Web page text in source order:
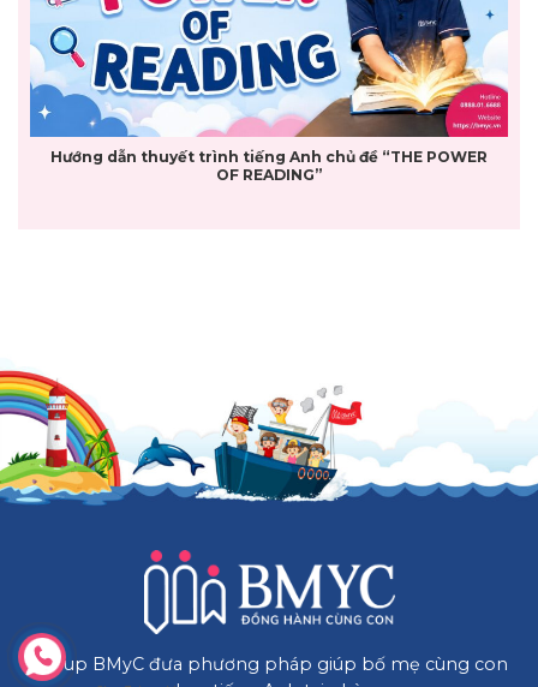
Hướng dẫn thuyết trình tiếng Anh chủ đề “THE POWER
OF READING”
Group BMyC đưa phương pháp giúp bố mẹ cùng con